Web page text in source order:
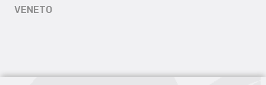
VENETO